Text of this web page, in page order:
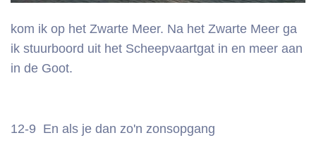
kom ik op het Zwarte Meer. Na het Zwarte Meer ga
ik stuurboord uit het Scheepvaartgat in en meer aan
in de Goot.
12-9 En als je dan zo'n zonsopgang